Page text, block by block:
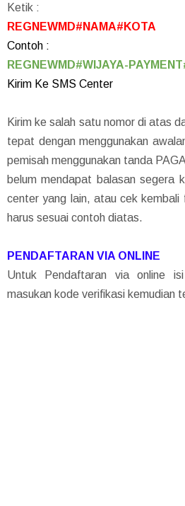
Ketik :
REGNEWMD#NAMA#KOTA
Contoh :
REGNEWMD#WIJAYA-
Kirim Ke SMS Center
Kirim ke salah satu nomor di atas
tepat dengan menggunakan
pemisah menggunakan tanda
belum mendapat balasan segera
center yang lain, atau cek
harus sesuai contoh diatas.
PENDAFTARAN VIA ONLINE
Untuk Pendaftaran via online
masukan kode verifikasi kemudian